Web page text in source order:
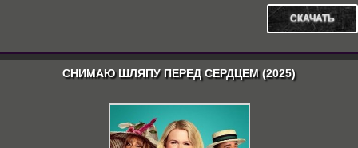
СКАЧАТЬ
СНИМАЮ ШЛЯПУ ПЕРЕД СЕРДЦЕМ (2025)